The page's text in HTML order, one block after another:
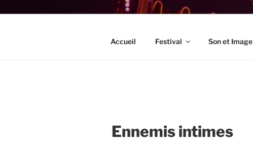
Accueil Festival Son et Image
Ennemis intimes